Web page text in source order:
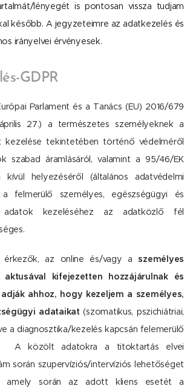
lényegét is pontosan vissza tudjam
később. A jegyzeteimre az adatkezelés és
irányelvei érvényesek.
GDPR
Parlament és a Tanács (EU) 2016/679
27.) a természetes személyeknek a
kezelése tekintetében történő védelméről
szabad áramlásáról, valamint a 95/46/EK
kívül helyezéséről (általános adatvédelmi
felmerülő személyes, egészségügyi és
adatok kezeléséhez az adatközlő fél
az online és/vagy aszemélyes
aktusával kifejezetten hozzájárulnak és
ahhoz, hogy kezeljem a személyes,
adataikat(szomatikus, pszichiátriai,
a diagnosztika/kezelés kapcsán felemerülő
A közölt adatokra a titoktartás elvei
során szupervíziós/intervíziós lehetőséget
amely során az adott kliens esetét a